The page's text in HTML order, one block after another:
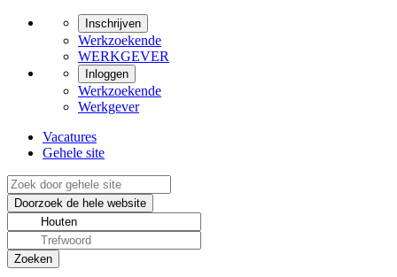
Inschrijven
Werkzoekende
WERKGEVER
Inloggen
Werkzoekende
Werkgever
Vacatures
Gehele site